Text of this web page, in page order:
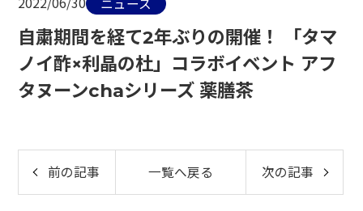
ニュース
自粛期間を経て2年ぶりの開催！ 「タマ
ノイ酢×利晶の杜」コラボイベント アフ
タヌーンchaシリーズ 薬膳茶
前の記事 一覧へ戻る 次の記事